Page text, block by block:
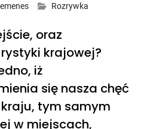
Rozrywka
oraz
krajowej?
iż
się nasza chęć
tym samym
w miejscach,